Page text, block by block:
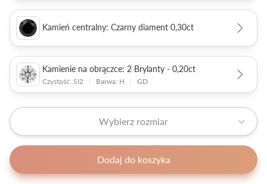
Kamień centralny: Czarny diament 0,30ct
Kamienie na obrączce: 2 Brylanty - 0,20ct
Czystość: SI2 | Barwa: H | GD
Wybierz rozmiar
Dodaj do koszyka